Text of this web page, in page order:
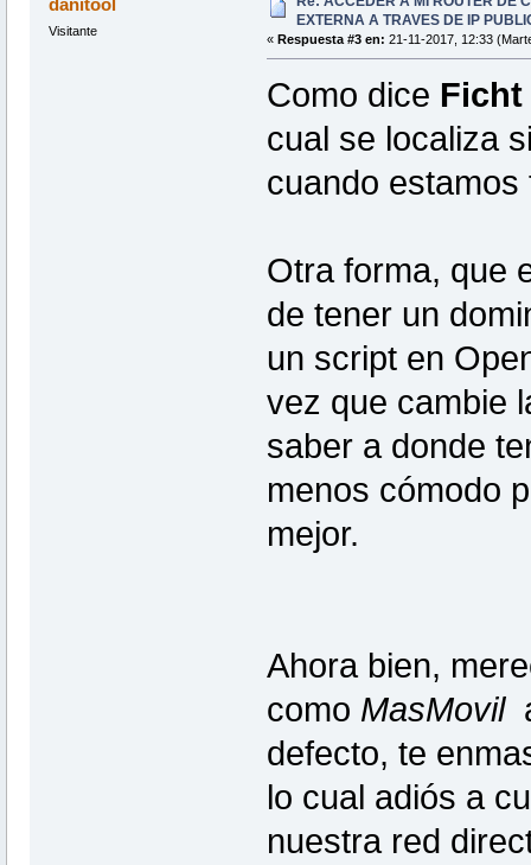
danitool
Visitante
EXTERNA A TRAVES DE IP
« Respuesta #3 en: 21-11-2017, 12:33
Como dice Ficht
cual se localiza
cuando
Otra forma, que
de tener un
un script en
vez que cambie
saber a donde
menos cómodo
mejor.
Ahora bien,
como MasMovil
defecto, te
lo cual adiós a
nuestra red